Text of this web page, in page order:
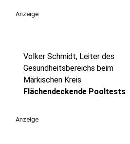
Anzeige
Volker Schmidt, Leiter des
Gesundheitsbereichs beim
Märkischen Kreis
Flächendeckende Pooltests
Anzeige